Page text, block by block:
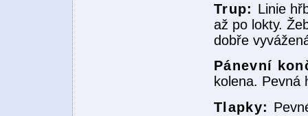
Trup: Linie
až po lokty.
dobře
Pánevní
kolena. Pevná
Tlapky: